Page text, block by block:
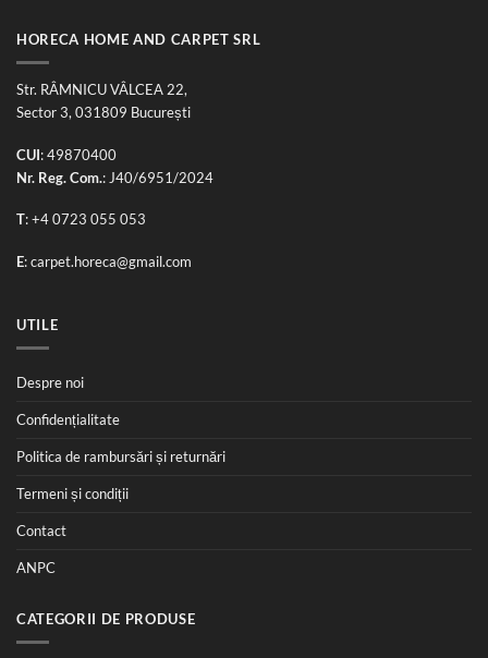
HORECA HOME AND CARPET SRL
Str. RÂMNICU VÂLCEA 22,
Sector 3, 031809 București
CUI: 49870400
Nr. Reg. Com.: J40/6951/2024
T:+4 0723 055 053
E:carpet.horeca@gmail.com
UTILE
Despre noi
Confidențialitate
Politica de rambursări și returnări
Termeni și condiții
Contact
ANPC
CATEGORII DE PRODUSE